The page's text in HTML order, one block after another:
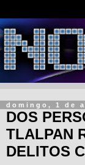
domingo, 1 de
DOS
TLALPAN
DELITOS